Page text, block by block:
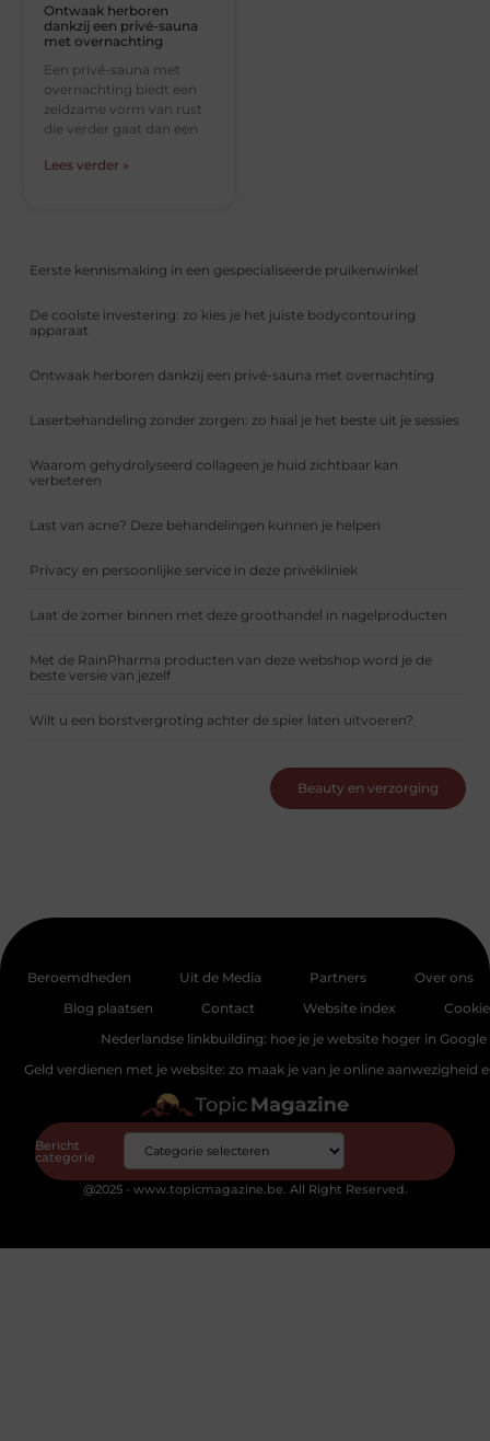
Ontwaak herboren
dankzij een privé-sauna
met overnachting
Een privé-sauna met
overnachting biedt een
zeldzame vorm van rust
die verder gaat dan een
Lees verder »
Eerste kennismaking in een gespecialiseerde pruikenwinkel
De coolste investering: zo kies je het juiste bodycontouring
apparaat
Ontwaak herboren dankzij een privé-sauna met overnachting
Laserbehandeling zonder zorgen: zo haal je het beste uit je sessies
Waarom gehydrolyseerd collageen je huid zichtbaar kan
verbeteren
Last van acne? Deze behandelingen kunnen je helpen
Privacy en persoonlijke service in deze privékliniek
Laat de zomer binnen met deze groothandel in nagelproducten
Met de RainPharma producten van deze webshop word je de
beste versie van jezelf
Wilt u een borstvergroting achter de spier laten uitvoeren?
Beauty en verzorging
Beroemdheden Uit de Media Partners
Over ons
Blog plaatsen
Contact Website index
Nederlandse linkbuilding: hoe je je website hoger in
Geld verdienen met je website: zo maak je van je online aanwezigheid
Bericht
categorie
@2025 - www.topicmagazine.be. All Right Reserved.